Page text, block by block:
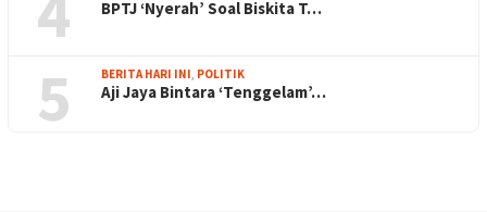
BPTJ ‘Nyerah’ Soal Biskita T…
5 BERITA HARI INI, POLITIK
Aji Jaya Bintara ‘Tenggelam’…